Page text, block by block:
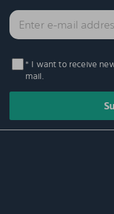
* I want to receive
mail.